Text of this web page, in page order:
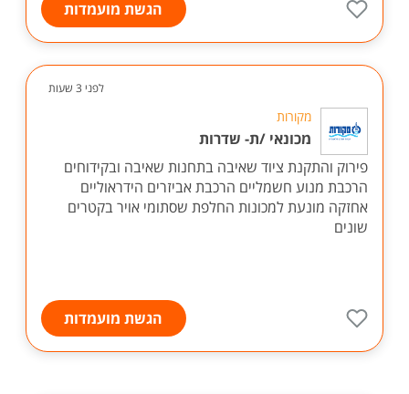
הגשת מועמדות
לפני 3 שעות
מקורות
מכונאי /ת- שדרות
פירוק והתקנת ציוד שאיבה בתחנות שאיבה ובקידוחים
הרכבת מנוע חשמליים הרכבת אביזרים הידראוליים
אחזקה מונעת למכונות החלפת שסתומי אויר בקטרים
שונים
הגשת מועמדות